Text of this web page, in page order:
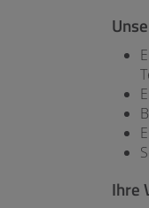
Ihre